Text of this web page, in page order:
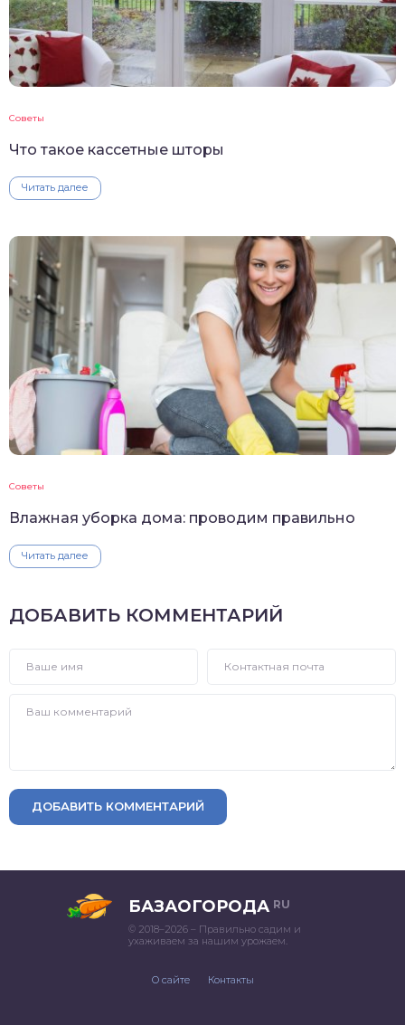
Советы
Что такое кассетные шторы
Читать далее
Советы
Влажная уборка дома: проводим правильно
Читать далее
ДОБАВИТЬ КОММЕНТАРИЙ
ДОБАВИТЬ КОММЕНТАРИЙ
БАЗАОГОРОДА RU
© 2018–2026 – Правильно садим и
ухаживаем за нашим урожаем.
О сайте Контакты